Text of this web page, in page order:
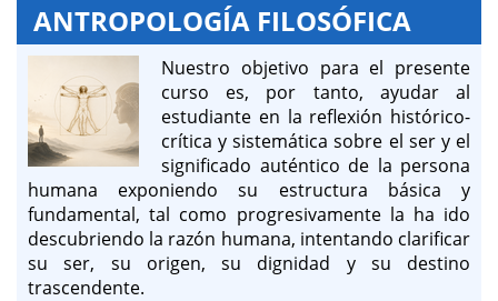
ANTROPOLOGÍA FILOSÓFICA
Nuestro objetivo para el presente
curso es, por tanto, ayudar al
estudiante en la reflexión histórico-
crítica y sistemática sobre el ser y el
significado auténtico de la persona
humana exponiendo su estructura básica y
fundamental, tal como progresivamente la ha ido
descubriendo la razón humana, intentando clarificar
su ser, su origen, su dignidad y su destino
trascendente.